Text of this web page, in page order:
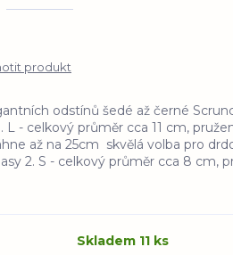
produkt
odstínů šedé až černé
- celkový průměr cca 11 cm,
až na 25cm skvělá volba pro
2. S - celkový průměr cca 8 cm,
Skladem 11 ks